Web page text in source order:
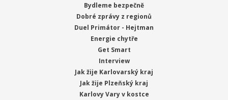
Bydleme bezpečně
Dobré zprávy z regionů
Duel Primátor - Hejtman
Energie chytře
Get Smart
Interview
Jak žije Karlovarský kraj
Jak žije Plzeňský kraj
Karlovy Vary v kostce